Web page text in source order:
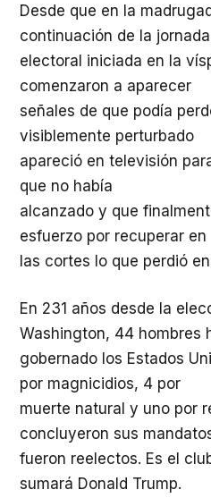
Desde que en la
continuación de la jornada
electoral iniciada en la
comenzaron a aparecer
señales de que podía
visiblemente perturbado
apareció en televisión
que no había
alcanzado y que
esfuerzo por recuperar en
las cortes lo que perdió
En 231 años desde la
Washington, 44 hombres
gobernado los Estados
por magnicidios, 4 por
muerte natural y uno por
concluyeron sus
fueron reelectos. Es el
sumará Donald Trump.